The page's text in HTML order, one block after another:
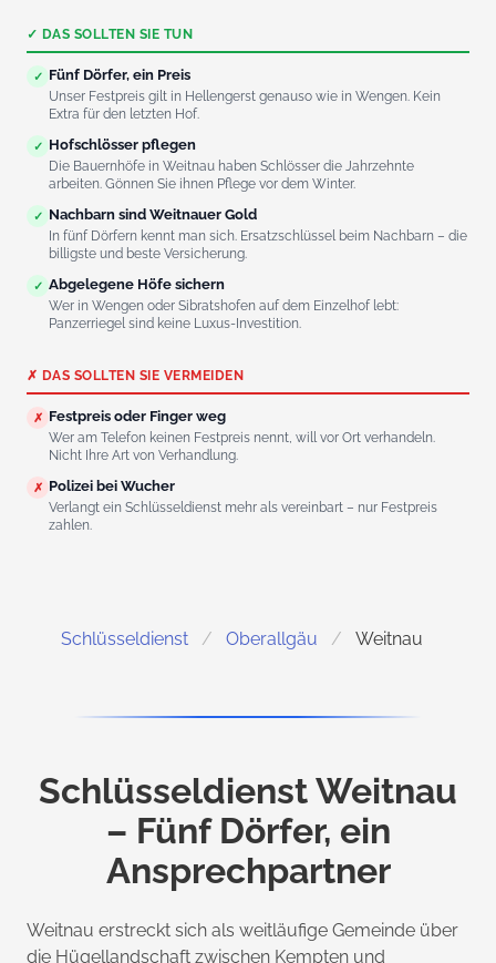
✓ DAS SOLLTEN SIE TUN
✓ Fünf Dörfer, ein Preis
Unser Festpreis gilt in Hellengerst genauso wie in Wengen. Kein
Extra für den letzten Hof.
✓ Hofschlösser pflegen
Die Bauernhöfe in Weitnau haben Schlösser die Jahrzehnte
arbeiten. Gönnen Sie ihnen Pflege vor dem Winter.
✓ Nachbarn sind Weitnauer Gold
In fünf Dörfern kennt man sich. Ersatzschlüssel beim Nachbarn – die
billigste und beste Versicherung.
✓ Abgelegene Höfe sichern
Wer in Wengen oder Sibratshofen auf dem Einzelhof lebt:
Panzerriegel sind keine Luxus-Investition.
✗ DAS SOLLTEN SIE VERMEIDEN
✗ Festpreis oder Finger weg
Wer am Telefon keinen Festpreis nennt, will vor Ort verhandeln.
Nicht Ihre Art von Verhandlung.
✗ Polizei bei Wucher
Verlangt ein Schlüsseldienst mehr als vereinbart – nur Festpreis
zahlen.
Schlüsseldienst Oberallgäu Weitnau
Schlüsseldienst Weitnau
– Fünf Dörfer, ein
Ansprechpartner
Weitnau erstreckt sich als weitläufige Gemeinde über
die Hügellandschaft zwischen Kempten und